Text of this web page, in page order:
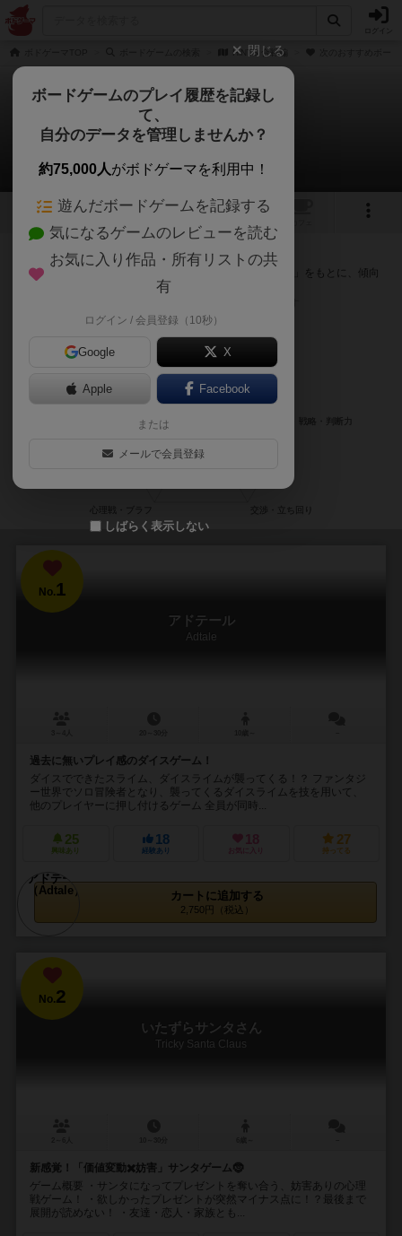
HiNTS 合戦編
HiNTS 合戦編
次のおすすめボードゲーム
1
『HiNTS 合戦編』が好きな方へのおすすめ
このゲームのトップページで投票された「プレイ感の評価」をもとに、傾向
が近いボードゲームをランキング形式で紹介します。
No.1
アドテール
Adtale
過去に無いプレイ感のダイスゲーム！
ダイスでできたスライム、ダイスライムが襲ってくる！？ ファンタジ
ー世界でソロ冒険者となり、襲ってくるダイスライムを技を用いて、
他のプレイヤーに押し付けるゲーム 全員が同時...
25
興味あり
18
経験あり
18
お気に入り
27
持ってる
カートに追加する
2,750円（税込）
No.2
いたずらサンタさん
Tricky Santa Claus
新感覚！「価値変動✖️妨害」サンタゲーム🤶
ゲーム概要 ・サンタになってプレゼントを奪い合う、妨害ありの心理
戦ゲーム！ ・欲しかったプレゼントが突然マイナス点に！？最後まで
展開が読めない！ ・友達・恋人・家族とも...
閉じる
ボードゲームのプレイ履歴を記録し
て、
自分のデータを管理しませんか？
約75,000人がボドゲーマを利用中！
遊んだボードゲームを記録する
気になるゲームのレビューを読む
お気に入り作品・所有リストの共
有
ログイン / 会員登録（10秒）
Google X
Apple Facebook
または
メールで会員登録
しばらく表示しない